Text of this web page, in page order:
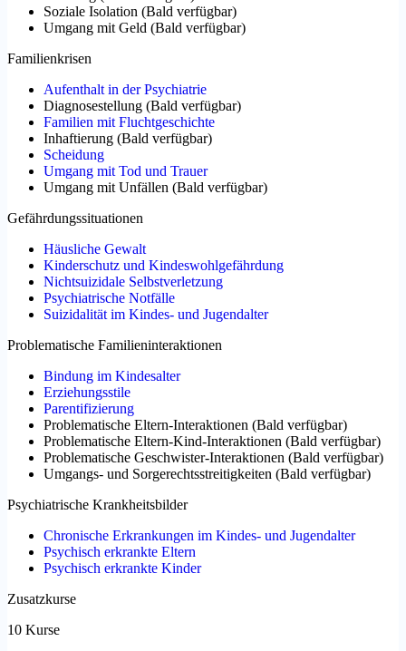
Soziale Isolation (Bald verfügbar)
Umgang mit Geld (Bald verfügbar)
Familienkrisen
Aufenthalt in der Psychiatrie
Diagnosestellung (Bald verfügbar)
Familien mit Fluchtgeschichte
Inhaftierung (Bald verfügbar)
Scheidung
Umgang mit Tod und Trauer
Umgang mit Unfällen (Bald verfügbar)
Gefährdungssituationen
Häusliche Gewalt
Kinderschutz und Kindeswohlgefährdung
Nichtsuizidale Selbstverletzung
Psychiatrische Notfälle
Suizidalität im Kindes- und Jugendalter
Problematische Familieninteraktionen
Bindung im Kindesalter
Erziehungsstile
Parentifizierung
Problematische Eltern-Interaktionen (Bald verfügbar)
Problematische Eltern-Kind-Interaktionen (Bald verfügbar)
Problematische Geschwister-Interaktionen (Bald verfügbar)
Umgangs- und Sorgerechtsstreitigkeiten (Bald verfügbar)
Psychiatrische Krankheitsbilder
Chronische Erkrankungen im Kindes- und Jugendalter
Psychisch erkrankte Eltern
Psychisch erkrankte Kinder
Zusatzkurse
10 Kurse